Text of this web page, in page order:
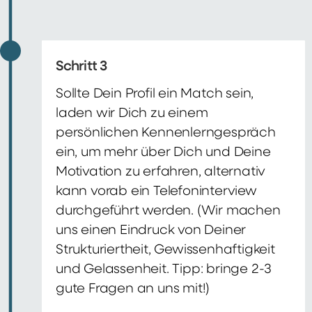
Schritt 3
Sollte Dein Profil ein Match sein,
laden wir Dich zu einem
persönlichen Kennenlerngespräch
ein, um mehr über Dich und Deine
Motivation zu erfahren, alternativ
kann vorab ein Telefoninterview
durchgeführt werden. (Wir machen
uns einen Eindruck von Deiner
Strukturiertheit, Gewissenhaftigkeit
und Gelassenheit. Tipp: bringe 2-3
gute Fragen an uns mit!)